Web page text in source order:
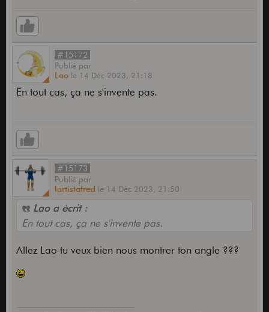
#15172
Publié par
Lao le 14 Déc 2023, 21:18
En tout cas, ça ne s'invente pas.
#15173
Publié par
lartistafred le 14 Déc 2023, 21:50
Lao a écrit :
En tout cas, ça ne s'invente pas.
Allez Lao tu veux bien nous montrer ton angle ???